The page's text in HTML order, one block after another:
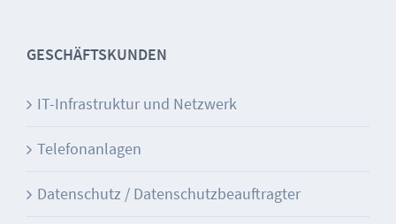
GESCHÄFTSKUNDEN
IT-Infrastruktur und Netzwerk
Telefonanlagen
Datenschutz / Datenschutzbeauftragter